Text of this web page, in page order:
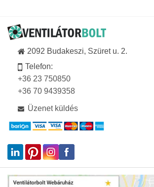
2092 Budakeszi, Szüret u. 2.
Telefon:
+36 23 750850
+36 70 9439358
Üzenet küldés